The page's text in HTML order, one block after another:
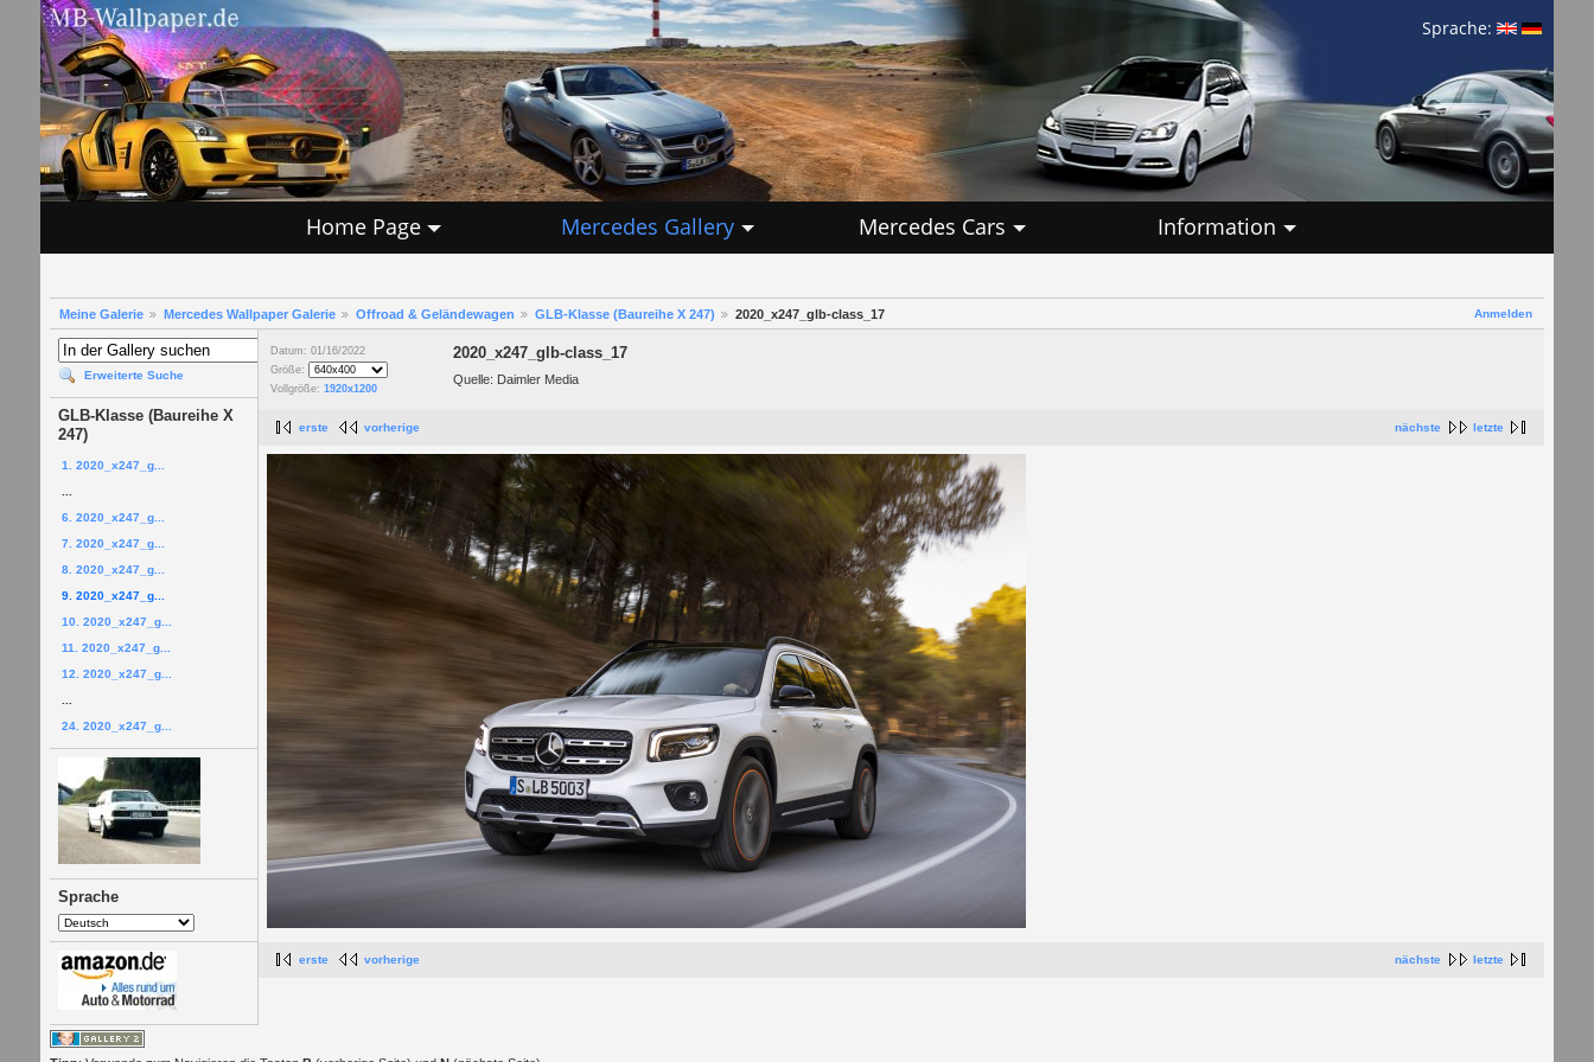
Sprache:
Home Page Mercedes Gallery Mercedes Cars Information
Anmelden
Meine Galerie Mercedes Wallpaper Galerie Offroad & Geländewagen GLB-Klasse (Baureihe X 247) 2020_x247_glb-class_17
Erweiterte Suche
GLB-Klasse (Baureihe X
247)
1. 2020_x247_g...
6. 2020_x247_g...
7. 2020_x247_g...
8. 2020_x247_g...
9. 2020_x247_g...
10. 2020_x247_g...
11. 2020_x247_g...
12. 2020_x247_g...
24. 2020_x247_g...
Sprache
Datum: 01/16/2022
Größe:
Vollgröße: 1920x1200
2020_x247_glb-class_17
Quelle: Daimler Media
nächste letzte
erste vorherige
nächste letzte
erste vorherige